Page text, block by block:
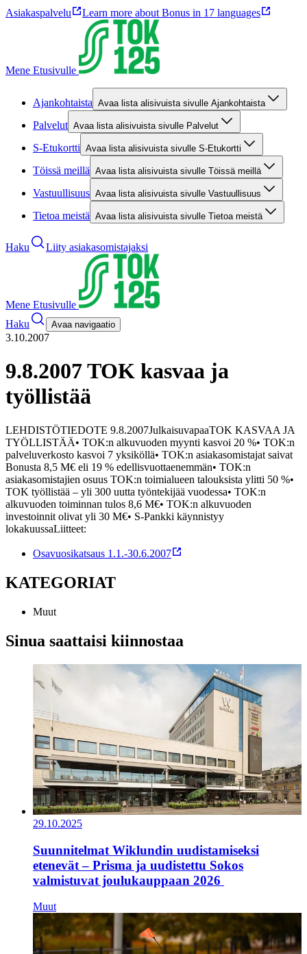
Asiakaspalvelu Learn more about Bonus in 17 languages
Mene Etusivulle
Ajankohtaista Avaa lista alisivuista sivulle Ajankohtaista
Palvelut Avaa lista alisivuista sivulle Palvelut
S-Etukortti Avaa lista alisivuista sivulle S-Etukortti
Töissä meillä Avaa lista alisivuista sivulle Töissä meillä
Vastuullisuus Avaa lista alisivuista sivulle Vastuullisuus
Tietoa meistä Avaa lista alisivuista sivulle Tietoa meistä
Haku Liity asiakasomistajaksi
Mene Etusivulle
Haku
Avaa navigaatio
3.10.2007
9.8.2007 TOK kasvaa ja
työllistää
LEHDISTÖTIEDOTE 9.8.2007JulkaisuvapaaTOK KASVAA JA
TYÖLLISTÄÄ• TOK:n alkuvuoden myynti kasvoi 20 %• TOK:n
palveluverkosto kasvoi 7 yksiköllä• TOK:n asiakasomistajat saivat
Bonusta 8,5 M€ eli 19 % edellisvuottaenemmän• TOK:n
asiakasomistajien osuus TOK:n toimialueen talouksista ylitti 50 %•
TOK työllistää – yli 300 uutta työntekijää vuodessa• TOK:n
alkuvuoden toiminnan tulos 8,6 M€• TOK:n alkuvuoden
investoinnit olivat yli 30 M€• S-Pankki käynnistyy
lokakuussaLiitteet:
Osavuosikatsaus 1.1.-30.6.2007
KATEGORIAT
Muut
Sinua saattaisi kiinnostaa
29.10.2025
Suunnitelmat Wiklundin uudistamiseksi
etenevät – Prisma ja uudistettu Sokos
valmistuvat joulukauppaan 2026
Muut